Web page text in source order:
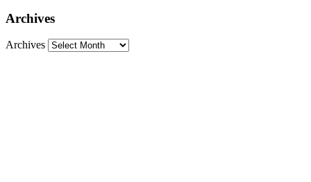
Archives
Archives